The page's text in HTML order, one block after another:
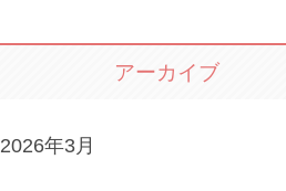
アーカイブ
2026年3月